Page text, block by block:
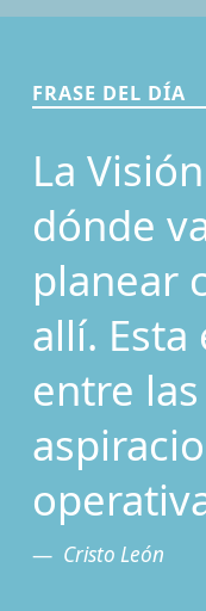
FRASE DEL DÍA
La
dónde
planear
allí.
entre
Cristo León